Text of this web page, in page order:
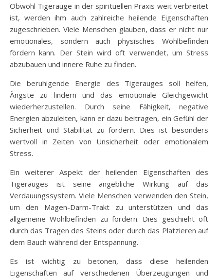
Obwohl Tigerauge in der spirituellen Praxis weit verbreitet
ist, werden ihm auch zahlreiche heilende Eigenschaften
zugeschrieben. Viele Menschen glauben, dass er nicht nur
emotionales, sondern auch physisches Wohlbefinden
fördern kann. Der Stein wird oft verwendet, um Stress
abzubauen und innere Ruhe zu finden.
Die beruhigende Energie des Tigerauges soll helfen,
Ängste zu lindern und das emotionale Gleichgewicht
wiederherzustellen. Durch seine Fähigkeit, negative
Energien abzuleiten, kann er dazu beitragen, ein Gefühl der
Sicherheit und Stabilität zu fördern. Dies ist besonders
wertvoll in Zeiten von Unsicherheit oder emotionalem
Stress.
Ein weiterer Aspekt der heilenden Eigenschaften des
Tigerauges ist seine angebliche Wirkung auf das
Verdauungssystem. Viele Menschen verwenden den Stein,
um den Magen-Darm-Trakt zu unterstützen und das
allgemeine Wohlbefinden zu fördern. Dies geschieht oft
durch das Tragen des Steins oder durch das Platzieren auf
dem Bauch während der Entspannung.
Es ist wichtig zu betonen, dass diese heilenden
Eigenschaften auf verschiedenen Überzeugungen und